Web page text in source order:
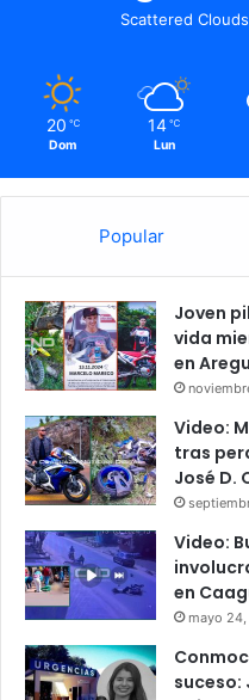
Scattered Clouds
20 ℃
Dom
14 ℃
Lun
Popular
Joven
vida
en
Video:
tras
José D.
Video:
en
mayo
suceso: